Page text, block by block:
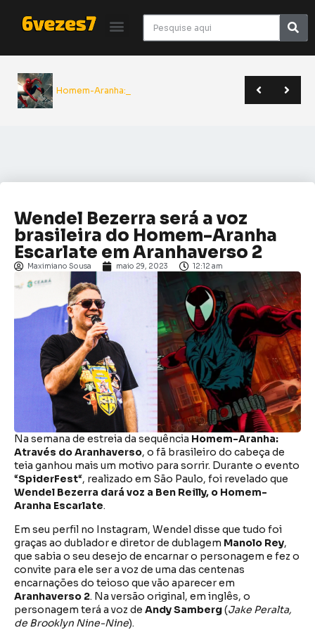
Homem-Aranha: Um N
Wendel Bezerra será a voz
brasileira do Homem-Aranha
Escarlate em Aranhaverso 2
Maximiano Sousa maio 29, 2023 12:12 am
Na semana de estreia da sequência Homem-Aranha:
Através do Aranhaverso, o fã brasileiro do cabeça de
teia ganhou mais um motivo para sorrir. Durante o evento
“SpiderFest“, realizado em São Paulo, foi revelado que
Wendel Bezerra dará voz a Ben Reilly, o Homem-
Aranha Escarlate.
Em seu perfil no Instagram, Wendel disse que tudo foi
graças ao dublador e diretor de dublagem Manolo Rey,
que sabia o seu desejo de encarnar o personagem e fez o
convite para ele ser a voz de uma das centenas
encarnações do teioso que vão aparecer em
Aranhaverso 2. Na versão original, em inglês, o
personagem terá a voz de Andy Samberg(Jake Peralta,
de Brooklyn Nine-Nine).